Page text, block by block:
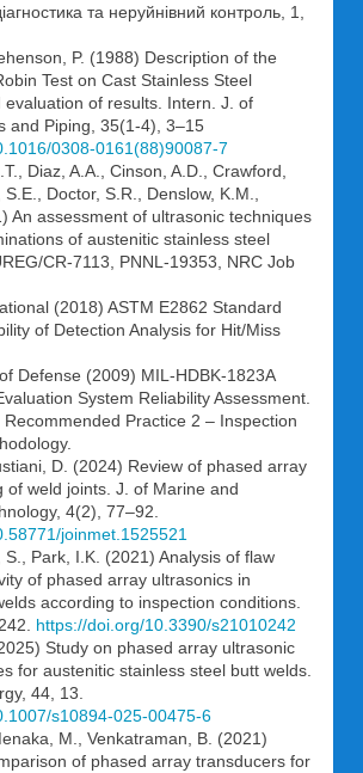
та неруйнівний контроль, 1,
P. (1988) Description of the
Test on Cast Stainless Steel
evaluation of results. Intern. J. of
and Piping, 35(1-4), 3–15
0308-0161(88)90087-7
Diaz, A.A., Cinson, A.D., Crawford,
Doctor, S.R., Denslow, K.M.,
An assessment of ultrasonic techniques
of austenitic stainless steel
CR-7113, PNNL-19353, NRC Job
(2018) ASTM E2862 Standard
of Detection Analysis for Hit/Miss
Defense (2009) MIL-HDBK-1823A
System Reliability Assessment.
Practice 2 – Inspection
D. (2024) Review of phased array
of weld joints. J. of Marine and
4(2), 77–92.
joinmet.1525521
S., Park, I.K. (2021) Analysis of flaw
of phased array ultrasonics in
according to inspection conditions.
https://doi.org/10.3390/s21010242
Study on phased array ultrasonic
for austenitic stainless steel butt welds.
44, 13.
s10894-025-00475-6
М., Venkatraman, В. (2021)
of phased array transducers for